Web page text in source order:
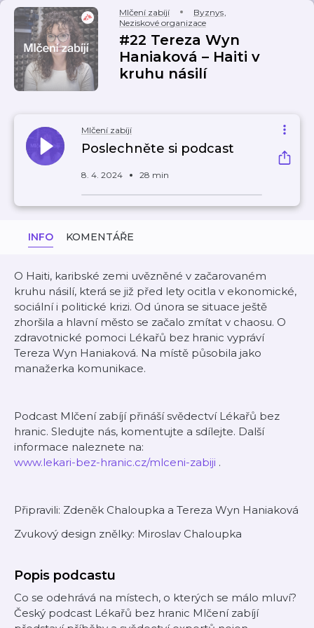
Mlčení zabíjí Byznys,
Neziskové organizace
#22 Tereza Wyn
Haniaková – Haiti v
kruhu násilí
Mlčení zabíjí
Poslechněte si podcast
8. 4. 2024 28 min
INFO KOMENTÁŘE
O Haiti, karibské zemi uvězněné v začarovaném
kruhu násilí, která se již před lety ocitla v ekonomické,
sociální i politické krizi. Od února se situace ještě
zhoršila a hlavní město se začalo zmítat v chaosu. O
zdravotnické pomoci Lékařů bez hranic vypráví
Tereza Wyn Haniaková. Na místě působila jako
manažerka komunikace.
Podcast Mlčení zabíjí přináší svědectví Lékařů bez
hranic. Sledujte nás, komentujte a sdílejte. Další
informace naleznete na:
www.lekari-bez-hranic.cz/mlceni-zabiji .
Připravili: Zdeněk Chaloupka a Tereza Wyn Haniaková
Zvukový design znělky: Miroslav Chaloupka
Popis podcastu
Co se odehrává na místech, o kterých se málo mluví?
Český podcast Lékařů bez hranic Mlčení zabíjí